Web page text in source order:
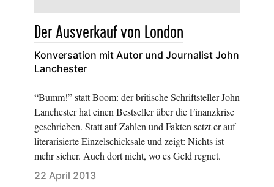
Der Ausverkauf von London
Konversation mit Autor und Journalist John
Lanchester
“Bumm!” statt Boom: der britische Schriftsteller John
Lanchester hat einen Bestseller über die Finanzkrise
geschrieben. Statt auf Zahlen und Fakten setzt er auf
literarisierte Einzelschicksale und zeigt: Nichts ist
mehr sicher. Auch dort nicht, wo es Geld regnet.
22 April 2013